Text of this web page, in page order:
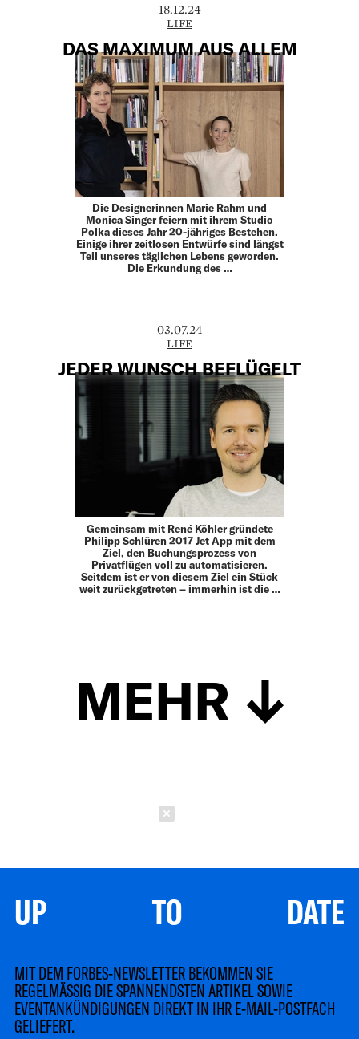
18.12.24
LIFE
DAS MAXIMUM AUS ALLEM
Die Designerinnen Marie Rahm und
Monica Singer feiern mit ihrem Studio
Polka dieses Jahr 20-jähriges Bestehen.
Einige ihrer zeitlosen Entwürfe sind längst
Teil unseres täglichen Lebens geworden.
Die Erkundung des …
03.07.24
LIFE
JEDER WUNSCH BEFLÜGELT
Gemeinsam mit René Köhler gründete
Philipp Schlüren 2017 Jet App mit dem
Ziel, den Buchungsprozess von
Privatflügen voll zu automatisieren.
Seitdem ist er von diesem Ziel ein Stück
weit zurückgetreten – immerhin ist die …
MEHR
UP TO DATE
MIT DEM FORBES-NEWSLETTER BEKOMMEN SIE
REGELMÄSSIG DIE SPANNENDSTEN ARTIKEL SOWIE
EVENTANKÜNDIGUNGEN DIREKT IN IHR E-MAIL-POSTFACH
GELIEFERT.